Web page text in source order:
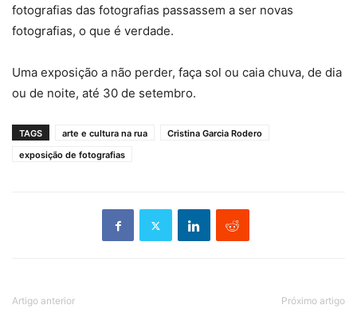
fotografias das fotografias passassem a ser novas
fotografias, o que é verdade.
Uma exposição a não perder, faça sol ou caia chuva, de dia
ou de noite, até 30 de setembro.
TAGS arte e cultura na rua
Cristina Garcia Rodero
exposição de fotografias
Artigo anterior Próximo artigo